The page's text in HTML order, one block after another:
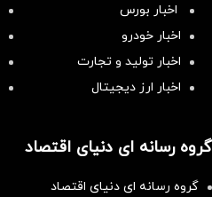
اخبار بورس
اخبار خودرو
اخبار تولید و تجارت
اخبار ارز دیجیتال
گروه رسانه ای دنیای اقتصاد
گروه رسانه ای دنیای اقتصاد